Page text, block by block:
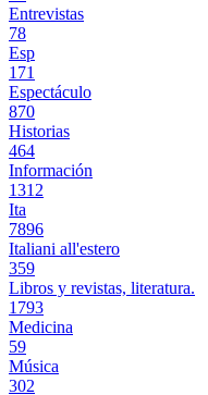
Entrevistas
78
Esp
171
Espectáculo
870
Historias
464
Información
1312
Ita
7896
Italiani all'estero
359
Libros y revistas, literatura.
1793
Medicina
59
Música
302